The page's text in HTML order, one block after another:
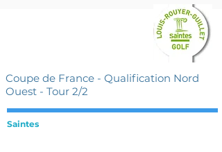
Coupe de France - Qualification Nord
Ouest - Tour 2/2
Saintes